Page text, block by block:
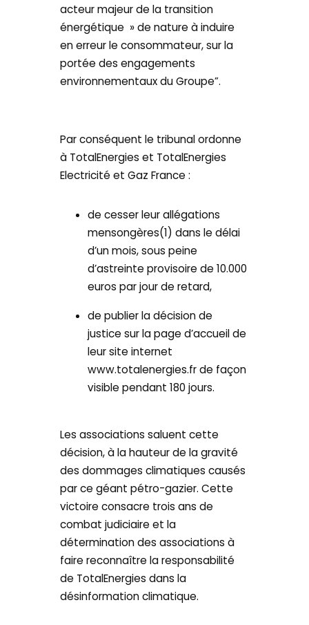
acteur majeur de la transition
énergétique » de nature à induire
en erreur le consommateur, sur la
portée des engagements
environnementaux du Groupe”.
Par conséquent le tribunal ordonne
à TotalEnergies et TotalEnergies
Electricité et Gaz France :
de cesser leur allégations
mensongères(1) dans le délai
d’un mois, sous peine
d’astreinte provisoire de 10.000
euros par jour de retard,
de publier la décision de
justice sur la page d’accueil de
leur site internet
www.totalenergies.fr de façon
visible pendant 180 jours.
Les associations saluent cette
décision, à la hauteur de la gravité
des dommages climatiques causés
par ce géant pétro-gazier. Cette
victoire consacre trois ans de
combat judiciaire et la
détermination des associations à
faire reconnaître la responsabilité
de TotalEnergies dans la
désinformation climatique.